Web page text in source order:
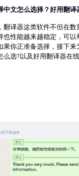
中文怎么选择？好用翻译
翻译器这类软件不但在
也性能越来越稳定，可
果你正准备选择，接下
么选?以及好用翻译器在